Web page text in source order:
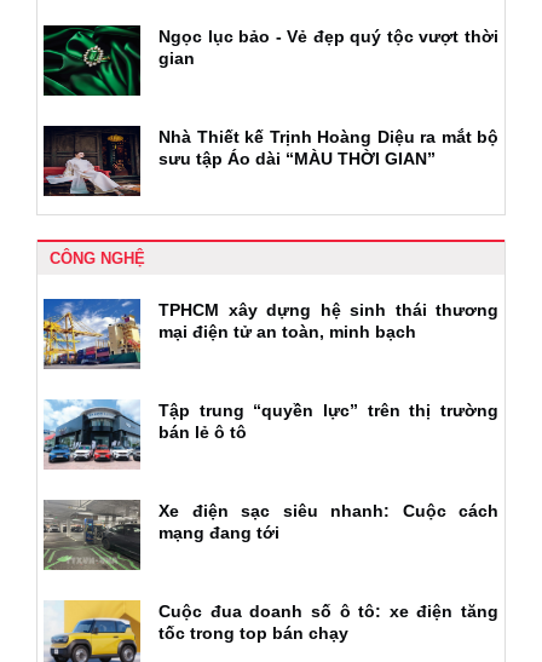
Ngọc lục bảo - Vẻ đẹp quý tộc vượt thời
gian
Nhà Thiết kế Trịnh Hoàng Diệu ra mắt bộ
sưu tập Áo dài “MÀU THỜI GIAN”
CÔNG NGHỆ
TPHCM xây dựng hệ sinh thái thương
mại điện tử an toàn, minh bạch
Tập trung “quyền lực” trên thị trường
bán lẻ ô tô
Xe điện sạc siêu nhanh: Cuộc cách
mạng đang tới
Cuộc đua doanh số ô tô: xe điện tăng
tốc trong top bán chạy